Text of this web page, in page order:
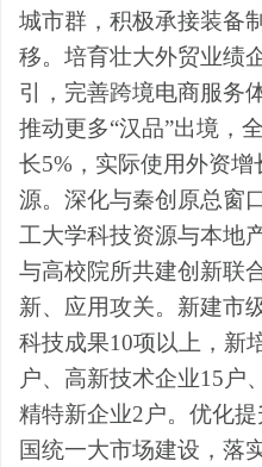
城市群，积极承接装备
移。培育壮大外贸业绩
引， 完善跨境电商服务
推动更多“汉品”出境，
长5% ，实际使用外资增
源。深化与秦创原总窗
工大学科技资源与本地
与高校院所共建创新联
新、应用攻关。新建市
科技成果10项以上，新
户、高新技术企业15 户
精特新企业2 户。优化
国统一大市场建设，落